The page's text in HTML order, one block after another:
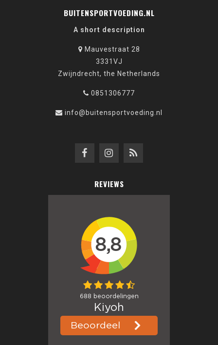
BUITENSPORTVOEDING.NL
A short description
Mauvestraat 28
3331VJ
Zwijndrecht, the Netherlands
0851306777
info@buitensportvoeding.nl
REVIEWS